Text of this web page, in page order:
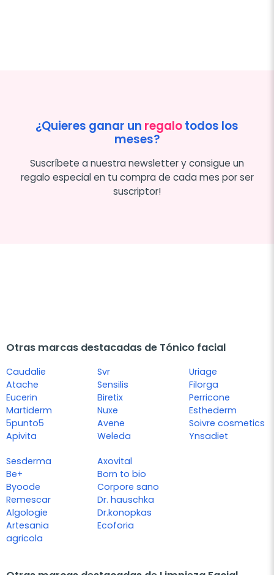
¿Quieres ganar un regalotodos los
meses?
Suscríbete a nuestra newsletter y consigue un
regalo especial en tu compra de cada mes por ser
suscriptor!
Otras marcas destacadas de Tónico facial
Caudalie
Atache
Eucerin
Martiderm
5punto5
Apivita
Svr
Sensilis
Biretix
Nuxe
Avene
Weleda
Uriage
Filorga
Perricone
Esthederm
Soivre cosmetics
Ynsadiet
Sesderma
Be+
Byoode
Remescar
Algologie
Artesania
agricola
Axovital
Born to bio
Corpore sano
Dr. hauschka
Dr.konopkas
Ecoforia